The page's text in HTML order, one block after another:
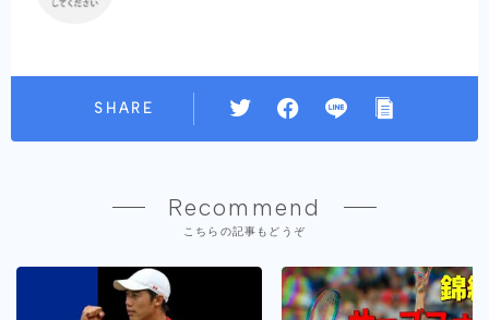
SHARE
Recommend
こちらの記事もどうぞ